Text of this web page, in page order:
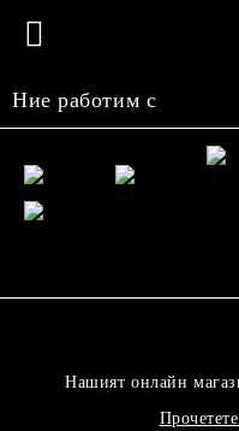
Ние работим с
Нашият онлайн